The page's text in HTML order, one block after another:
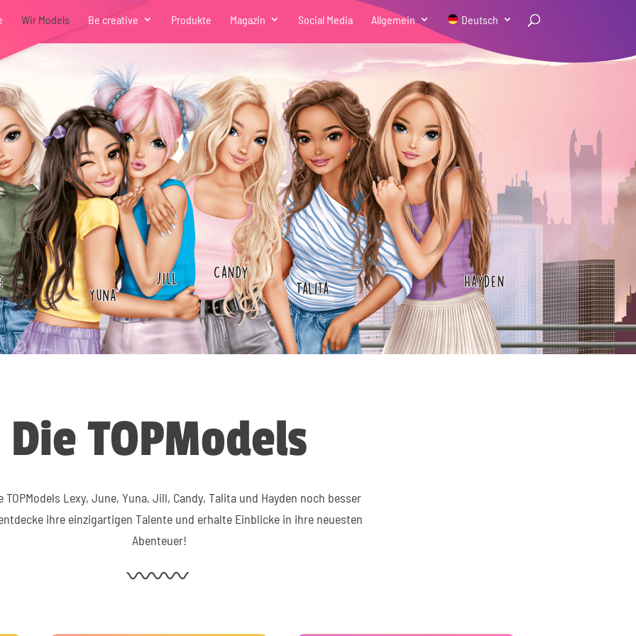
Wir Models Be creative Produkte Magazin Social Media Allgemein Deutsch
Die TOPModels
TOPModels Lexy, June, Yuna, Jill, Candy, Talita und Hayden noch besser
ihre einzigartigen Talente und erhalte Einblicke in ihre neuesten
Abenteuer!